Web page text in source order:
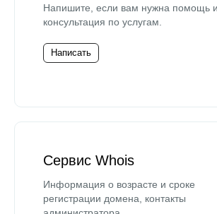
Напишите, если вам нужна помощь
консультация по услугам.
Написать
Сервис Whois
Информация о возрасте и сроке
регистрации домена, контакты